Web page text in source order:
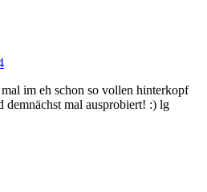
im eh schon so vollen hinterkopf
demnächst mal ausprobiert! :) lg